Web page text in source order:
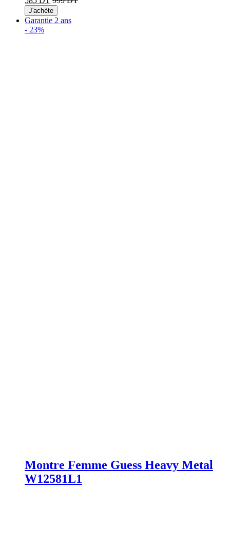
J'achète
Garantie 2 ans
- 23%
Montre Femme Guess Heavy Metal
W12581L1